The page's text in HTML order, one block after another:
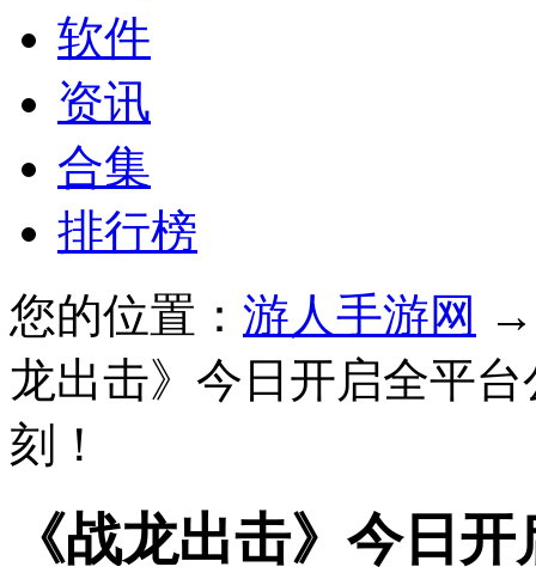
软件
资讯
合集
排行榜
您的位置： 游人手游网
龙出击》今日开启全平
刻！
《战龙出击》今日